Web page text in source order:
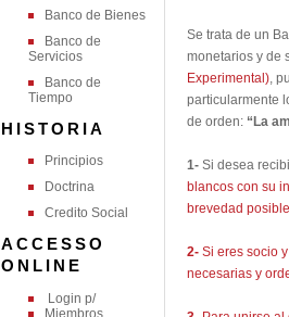
Banco de Bienes
Banco de
Servicios
Banco de
Tiempo
HISTORIA
Principios
Doctrina
Credito Social
ACCESSO
ONLINE
Login p/
Miembros
Se trata de un
monetarios y de
Experimental),
particularmente
de orden: “La
1- Si desea
blancos con su
brevedad
2- Si eres socio
necesarias y